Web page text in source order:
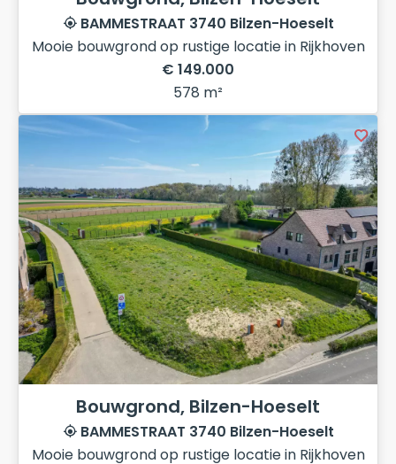
BAMMESTRAAT 3740 Bilzen-Hoeselt
Mooie bouwgrond op rustige locatie in Rijkhoven
€ 149.000
578 m²
Bouwgrond, Bilzen-Hoeselt
BAMMESTRAAT 3740 Bilzen-Hoeselt
Mooie bouwgrond op rustige locatie in Rijkhoven